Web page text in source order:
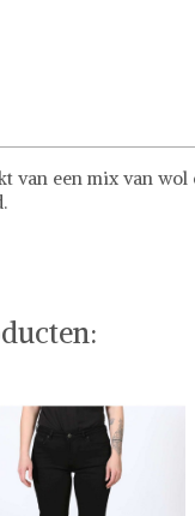
van een mix van wol
prints met een
de klassieke
terwijl de
van het merk.